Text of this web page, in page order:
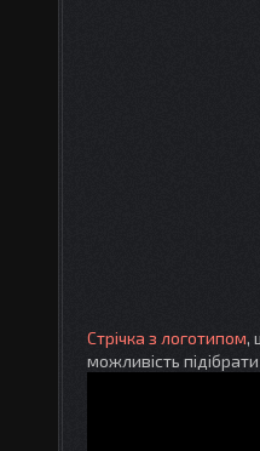
Стрічка з логотипом,
можливість